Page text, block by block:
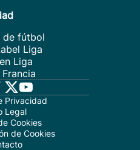
de fútbol
Liga
Liga
Privacidad
Legal
Cookies
de Cookies